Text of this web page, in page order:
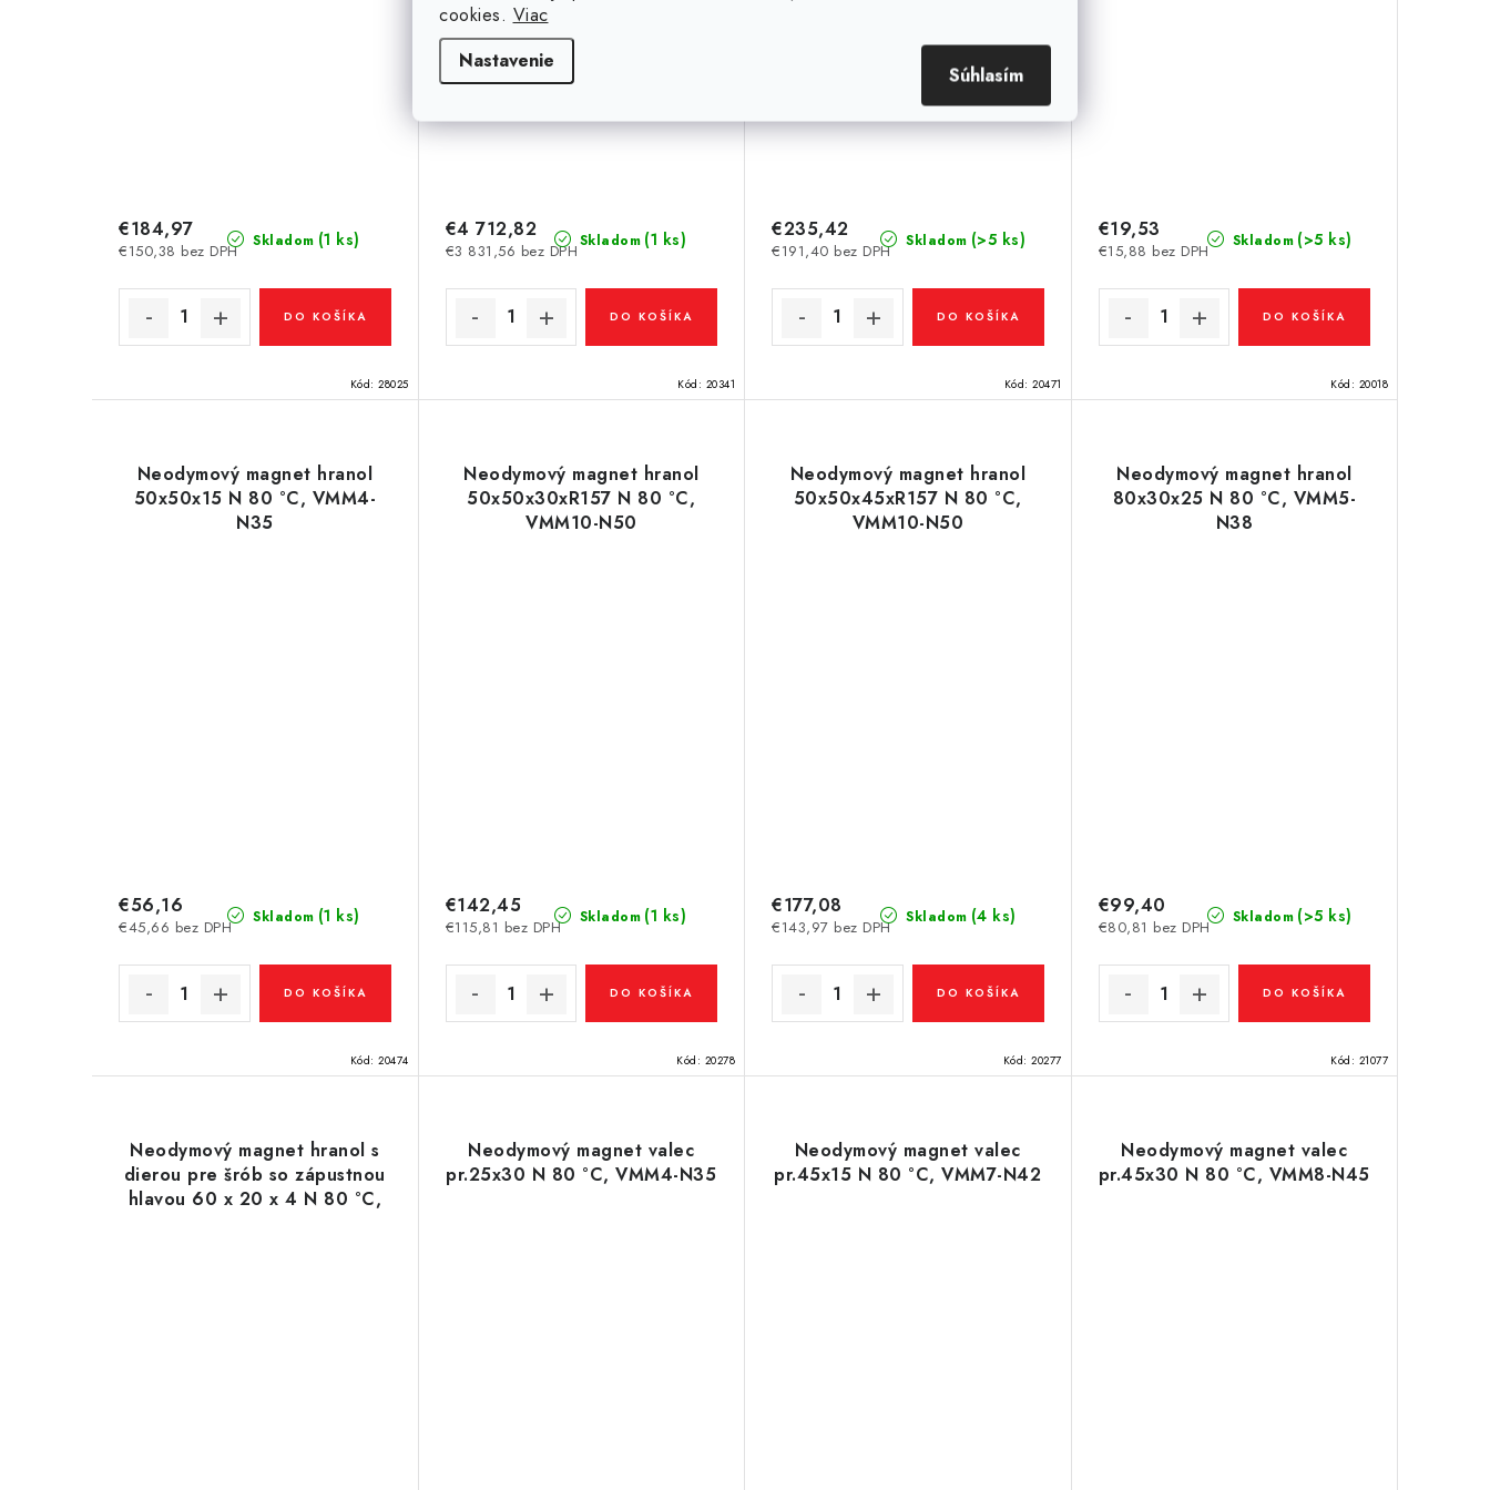
cookies. Viac
Nastavenie
Súhlasím
Skladom (1 ks)
€150,38 bez DPH
€184,97
DO KOŠÍKA
Kód: 28025
Skladom (1 ks)
€3 831,56 bez DPH
€4 712,82
DO KOŠÍKA
Kód: 20341
Skladom (>5 ks)
€191,40 bez DPH
€235,42
DO KOŠÍKA
Kód: 20471
Skladom (>5 ks)
€15,88 bez DPH
€19,53
DO KOŠÍKA
Kód: 20018
Neodymový magnet hranol
50x50x15 N 80 °C, VMM4-
N35
Skladom (1 ks)
€45,66 bez DPH
€56,16
DO KOŠÍKA
Kód: 20474
Neodymový magnet hranol
50x50x30xR157 N 80 °C,
VMM10-N50
Skladom (1 ks)
€115,81 bez DPH
€142,45
DO KOŠÍKA
Kód: 20278
Neodymový magnet hranol
50x50x45xR157 N 80 °C,
VMM10-N50
Skladom (4 ks)
€143,97 bez DPH
€177,08
DO KOŠÍKA
Kód: 20277
Neodymový magnet hranol
80x30x25 N 80 °C, VMM5-
N38
Skladom (>5 ks)
€80,81 bez DPH
€99,40
DO KOŠÍKA
Kód: 21077
Neodymový magnet hranol s
dierou pre šrób so zápustnou
hlavou 60 x 20 x 4 N 80 °C,
Neodymový magnet valec
pr.25x30 N 80 °C, VMM4-N35
Neodymový magnet valec
pr.45x15 N 80 °C, VMM7-N42
Neodymový magnet valec
pr.45x30 N 80 °C, VMM8-N45